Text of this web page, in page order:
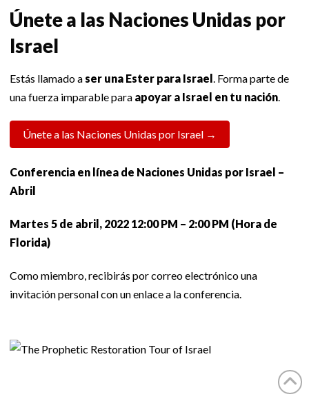
Únete a las Naciones Unidas por
Israel
Estás llamado aser una Ester para Israel . Forma parte de
una fuerza imparable para apoyar a Israel en tu nación.
Únete a las Naciones Unidas por Israel →
Conferencia en línea de Naciones Unidas por Israel –
Abril
Martes 5 de abril, 2022 12:00 PM – 2:00 PM (Hora de
Florida)
Como miembro, recibirás por correo electrónico una
invitación personal con un enlace a la conferencia.